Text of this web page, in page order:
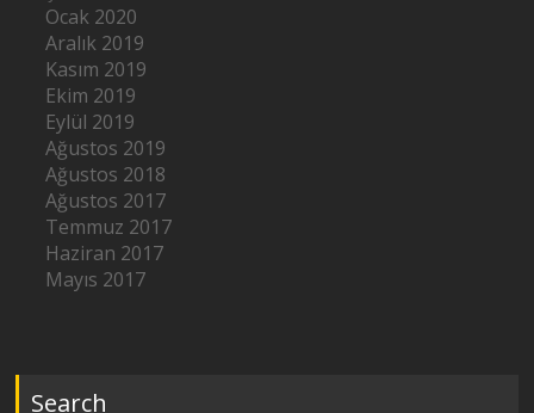
Ocak 2020
Aralık 2019
Kasım 2019
Ekim 2019
Eylül 2019
Ağustos 2019
Ağustos 2018
Ağustos 2017
Temmuz 2017
Haziran 2017
Mayıs 2017
Search